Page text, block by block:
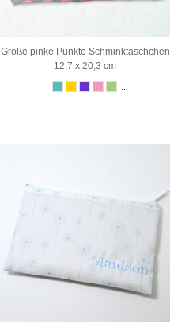
Große pinke Punkte Schminktäschchen
12,7 x 20,3 cm
...